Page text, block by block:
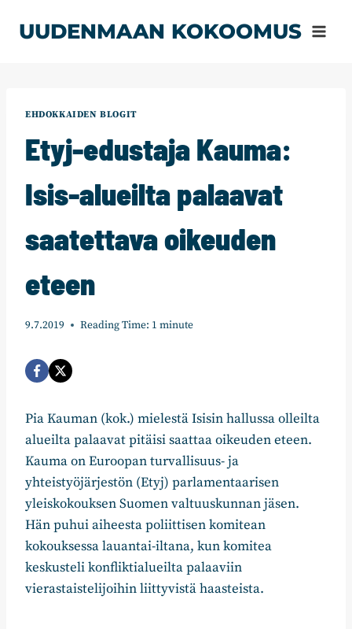
sisältöön
UUDENMAAN KOKOOMUS
EHDOKKAIDEN BLOGIT
Etyj-edustaja Kauma:
Isis-alueilta palaavat
saatettava oikeuden
eteen
9.7.2019 Reading Time: 1 minute
Pia Kauman (kok.) mielestä Isisin hallussa olleilta
alueilta palaavat pitäisi saattaa oikeuden eteen.
Kauma on Euroopan turvallisuus- ja
yhteistyöjärjestön (Etyj) parlamentaarisen
yleiskokouksen Suomen valtuuskunnan jäsen.
Hän puhui aiheesta poliittisen komitean
kokouksessa lauantai-iltana, kun komitea
keskusteli konfliktialueilta palaaviin
vierastaistelijoihin liittyvistä haasteista.